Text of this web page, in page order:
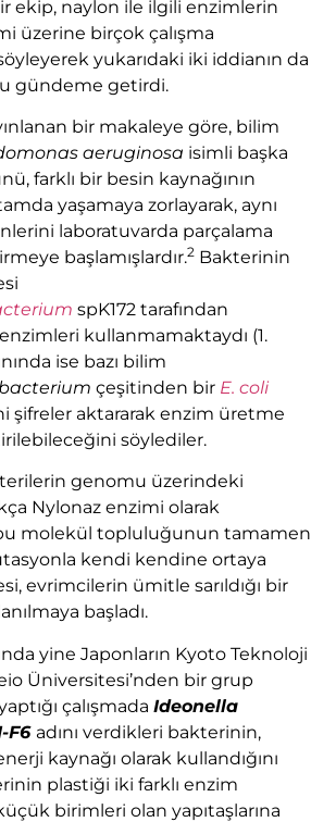
ekip, naylon ile ilgili enzimlerin
üzerine birçok çalışma
söyleyerek yukarıdaki iki iddianın da
gündeme getirdi.
bir makaleye göre, bilim
aeruginosa isimli başka
farklı bir besin kaynağının
yaşamaya zorlayarak, aynı
laboratuvarda parçalama
başlamışlardır.2 Bakterinin
spK172 tarafından
kullanmamaktaydı (1.
ise bazı bilim
çeşitinden bir E. coli
şifreler aktararak enzim üretme
söylediler.
genomu üzerindeki
Nylonaz enzimi olarak
molekül topluluğunun tamamen
kendi kendine ortaya
evrimcilerin ümitle sarıldığı bir
başladı.
yine Japonların Kyoto Teknoloji
Üniversitesi’nden bir grup
çalışmada Ideonella
F6 adını verdikleri bakterinin,
kaynağı olarak kullandığını
plastiği iki farklı enzim
birimleri olan yapıtaşlarına